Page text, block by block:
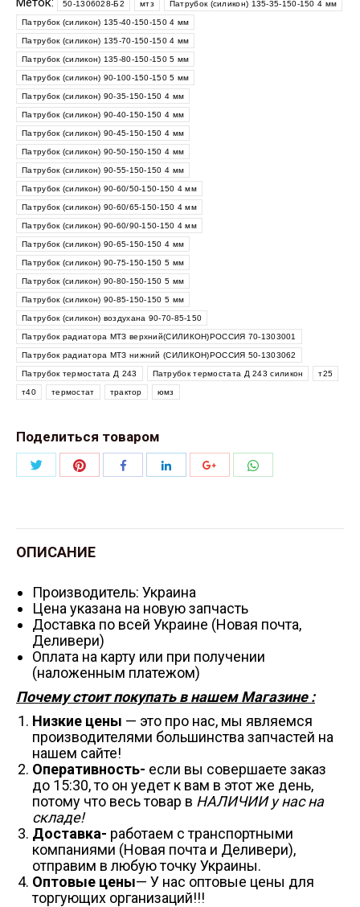
50-1306028-Б2 мтз Патрубок (силикон) 135-35-150-150 4 мм
Патрубок (силикон) 135-40-150-150 4 мм
Патрубок (силикон) 135-70-150-150 4 мм
Патрубок (силикон) 135-80-150-150 5 мм
Патрубок (силикон) 90-100-150-150 5 мм
Патрубок (силикон) 90-35-150-150 4 мм
Патрубок (силикон) 90-40-150-150 4 мм
Патрубок (силикон) 90-45-150-150 4 мм
Патрубок (силикон) 90-50-150-150 4 мм
Патрубок (силикон) 90-55-150-150 4 мм
Патрубок (силикон) 90-60/50-150-150 4 мм
Патрубок (силикон) 90-60/65-150-150 4 мм
Патрубок (силикон) 90-60/90-150-150 4 мм
Патрубок (силикон) 90-65-150-150 4 мм
Патрубок (силикон) 90-75-150-150 5 мм
Патрубок (силикон) 90-80-150-150 5 мм
Патрубок (силикон) 90-85-150-150 5 мм
Патрубок (силикон) воздухана 90-70-85-150
Патрубок радиатора МТЗ верхний(СИЛИКОН)РОССИЯ 70-1303001
Патрубок радиатора МТЗ нижний (СИЛИКОН)РОССИЯ 50-1303062
Патрубок термостата Д 243 Патрубок термостата Д 243 силикон т25
т40 термостат трактор юмз
Поделиться товаром
ПоделитьсяПоделитьсяПоделитьсяПоделитьсяПоделиться
ОПИСАНИЕ
Производитель: Украина
Цена указана на новую запчасть
Доставка по всей Украине (Новая почта,
Деливери)
Оплата на карту или при получении
(наложенным платежом)
Почему стоит покупать в нашем Магазине :
Низкие цены — это про нас, мы являемся
производителями большинства запчастей на
нашем сайте!
Оперативность- если вы совершаете заказ
до 15:30, то он уедет к вам в этот же день,
потому что весь товар в НАЛИЧИИ у нас на
складе!
Доставка- работаем с транспортными
компаниями (Новая почта и Деливери),
отправим в любую точку Украины.
Оптовые цены— У нас оптовые цены для
торгующих организаций!!!